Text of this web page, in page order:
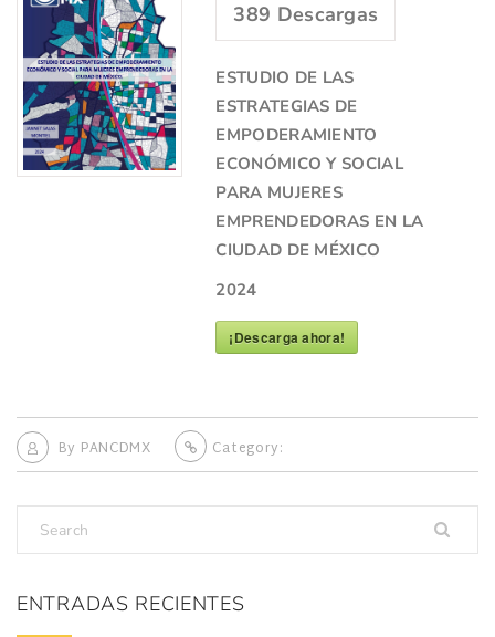
389 Descargas
ESTUDIO DE LAS
ESTRATEGIAS DE
EMPODERAMIENTO
ECONÓMICO Y SOCIAL
PARA MUJERES
EMPRENDEDORAS EN LA
CIUDAD DE MÉXICO
2024
¡Descarga ahora!
By PANCDMX Category:
ENTRADAS RECIENTES